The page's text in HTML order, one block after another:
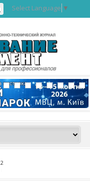
Select Language ▼
2